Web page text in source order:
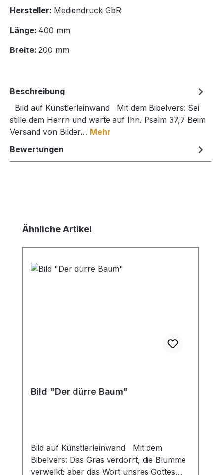
Hersteller: Mediendruck GbR
Länge: 400 mm
Breite: 200 mm
Beschreibung
Bild auf Künstlerleinwand Mit dem Bibelvers: Sei
stille dem Herrn und warte auf Ihn. Psalm 37,7 Beim
Versand von Bilder… Mehr
Bewertungen
Produktgalerie überspringen
Ähnliche Artikel
Bild "Der dürre Baum"
Bild auf Künstlerleinwand Mit dem
Bibelvers: Das Gras verdorrt, die Blumme
verwelkt; aber das Wort unsres Gottes